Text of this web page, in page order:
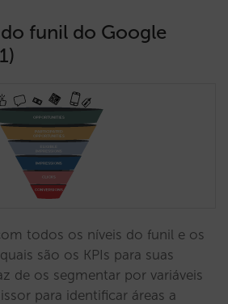
funil do Google
todos os níveis do funil e os
são os KPIs para suas
de os segmentar por variáveis
para identificar áreas a